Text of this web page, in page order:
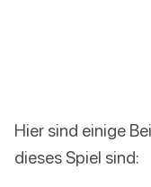
Hier sind einige
dieses Spiel sind: